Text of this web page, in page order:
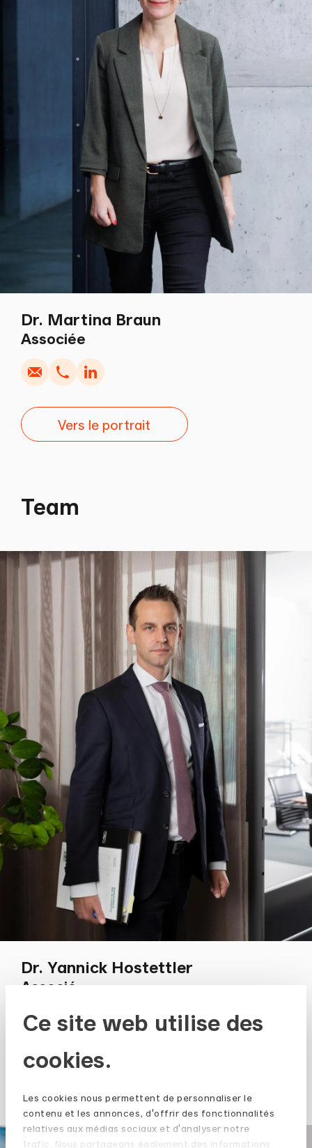
Ce site web utilise des
cookies.
Les cookies nous permettent de personnaliser le
contenu et les annonces, d'offrir des fonctionnalités
relatives aux médias sociaux et d'analyser notre
trafic. Nous partageons également des informations
Dr. Martina Braun
Associée
Écrire Copier
Appel Copier
Vers le portrait
Team
Dr. Yannick Hostettler
Associé
Écrire Copier
Appel Copier
Vers le portrait